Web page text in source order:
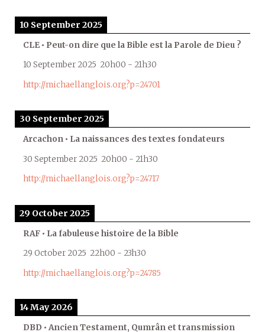
10 September 2025
CLE • Peut-on dire que la Bible est la Parole de Dieu ?
10 September 2025 20h00 - 21h30
http://michaellanglois.org?p=24701
30 September 2025
Arcachon • La naissances des textes fondateurs
30 September 2025 20h00 - 21h30
http://michaellanglois.org?p=24717
29 October 2025
RAF • La fabuleuse histoire de la Bible
29 October 2025 22h00 - 23h30
http://michaellanglois.org?p=24785
14 May 2026
DBD • Ancien Testament, Qumrân et transmission